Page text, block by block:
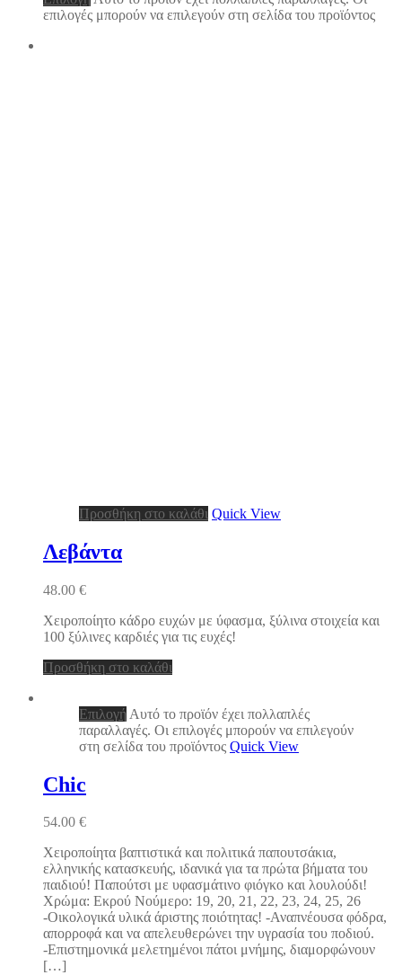
επιλογές μπορούν να επιλεγούν στη σελίδα του προϊόντος
Προσθήκη στο καλάθι Quick View
Λεβάντα
48.00 €
Χειροποίητο κάδρο ευχών με ύφασμα, ξύλινα στοιχεία και
100 ξύλινες καρδιές για τις ευχές!
Προσθήκη στο καλάθι
Επιλογή Αυτό το προϊόν έχει πολλαπλές
παραλλαγές. Οι επιλογές μπορούν να επιλεγούν
στη σελίδα του προϊόντος Quick View
Chic
54.00 €
Χειροποίητα βαπτιστικά και πολιτικά παπουτσάκια,
ελληνικής κατασκευής, ιδανικά για τα πρώτα βήματα του
παιδιού! Παπούτσι με υφασμάτινο φιόγκο και λουλούδι!
Χρώμα: Εκρού Νούμερο: 19, 20, 21, 22, 23, 24, 25, 26
-Οικολογικά υλικά άριστης ποιότητας! -Αναπνέουσα φόδρα,
απορροφά και να απελευθερώνει την υγρασία του ποδιού.
-Επιστημονικά μελετημένοι πάτοι μνήμης, διαμορφώνουν
[…]